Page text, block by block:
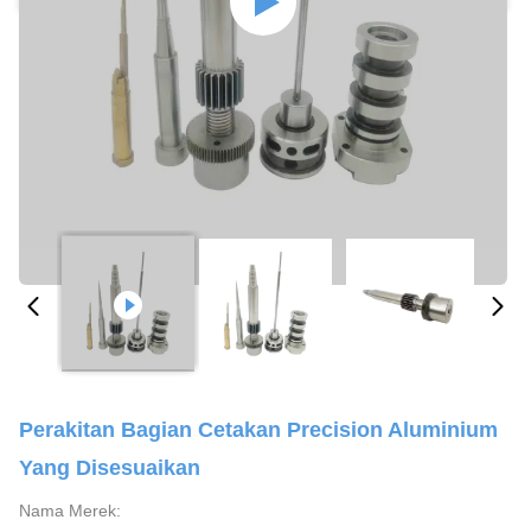
Perakitan Bagian Cetakan Precision Aluminium
Yang Disesuaikan
Nama Merek: